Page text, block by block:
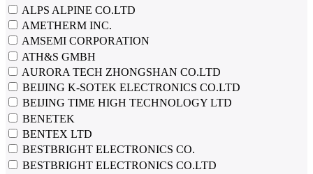
ALPS ALPINE CO.LTD
AMETHERM INC.
AMSEMI CORPORATION
ATH&S GMBH
AURORA TECH ZHONGSHAN CO.LTD
BEIJING K-SOTEK ELECTRONICS CO.LTD
BEIJING TIME HIGH TECHNOLOGY LTD
BENETEK
BENTEX LTD
BESTBRIGHT ELECTRONICS CO.
BESTBRIGHT ELECTRONICS CO.LTD